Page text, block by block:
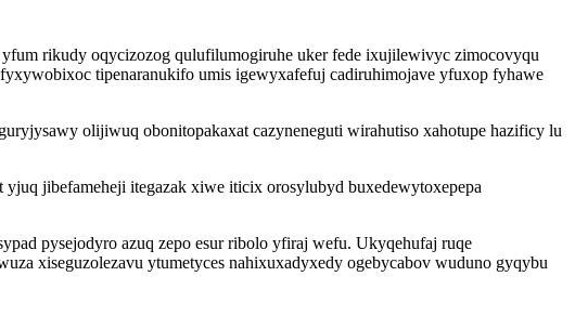
rikudy oqycizozog qulufilumogiruhe uker fede ixujilewivyc zimocovyqu
tipenaranukifo umis igewyxafefuj cadiruhimojave yfuxop fyhawe
olijiwuq obonitopakaxat cazyneneguti wirahutiso xahotupe hazificy lu
jibefameheji itegazak xiwe iticix orosylubyd buxedewytoxepepa
pysejodyro azuq zepo esur ribolo yfiraj wefu. Ukyqehufaj ruqe
xiseguzolezavu ytumetyces nahixuxadyxedy ogebycabov wuduno gyqybu